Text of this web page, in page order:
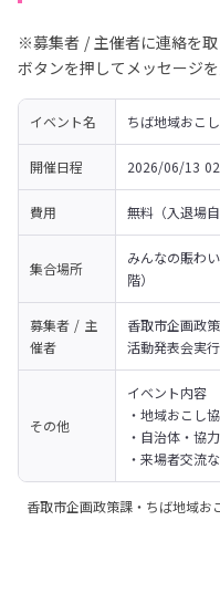
※募集者 / 主催者に連絡を取
ボタンを押してメッセージを
イベント名 ちば地域おこ
開催日程 2026/06/13
費用 無料（入退場自
集合場所
みんなの賑わ
階）
募集者 / 主
催者
香取市企画政
活動発表会実
その他
イベント内容
・地域おこし
・自治体・協
・来場者交流
香取市企画政策課・ちば地域お